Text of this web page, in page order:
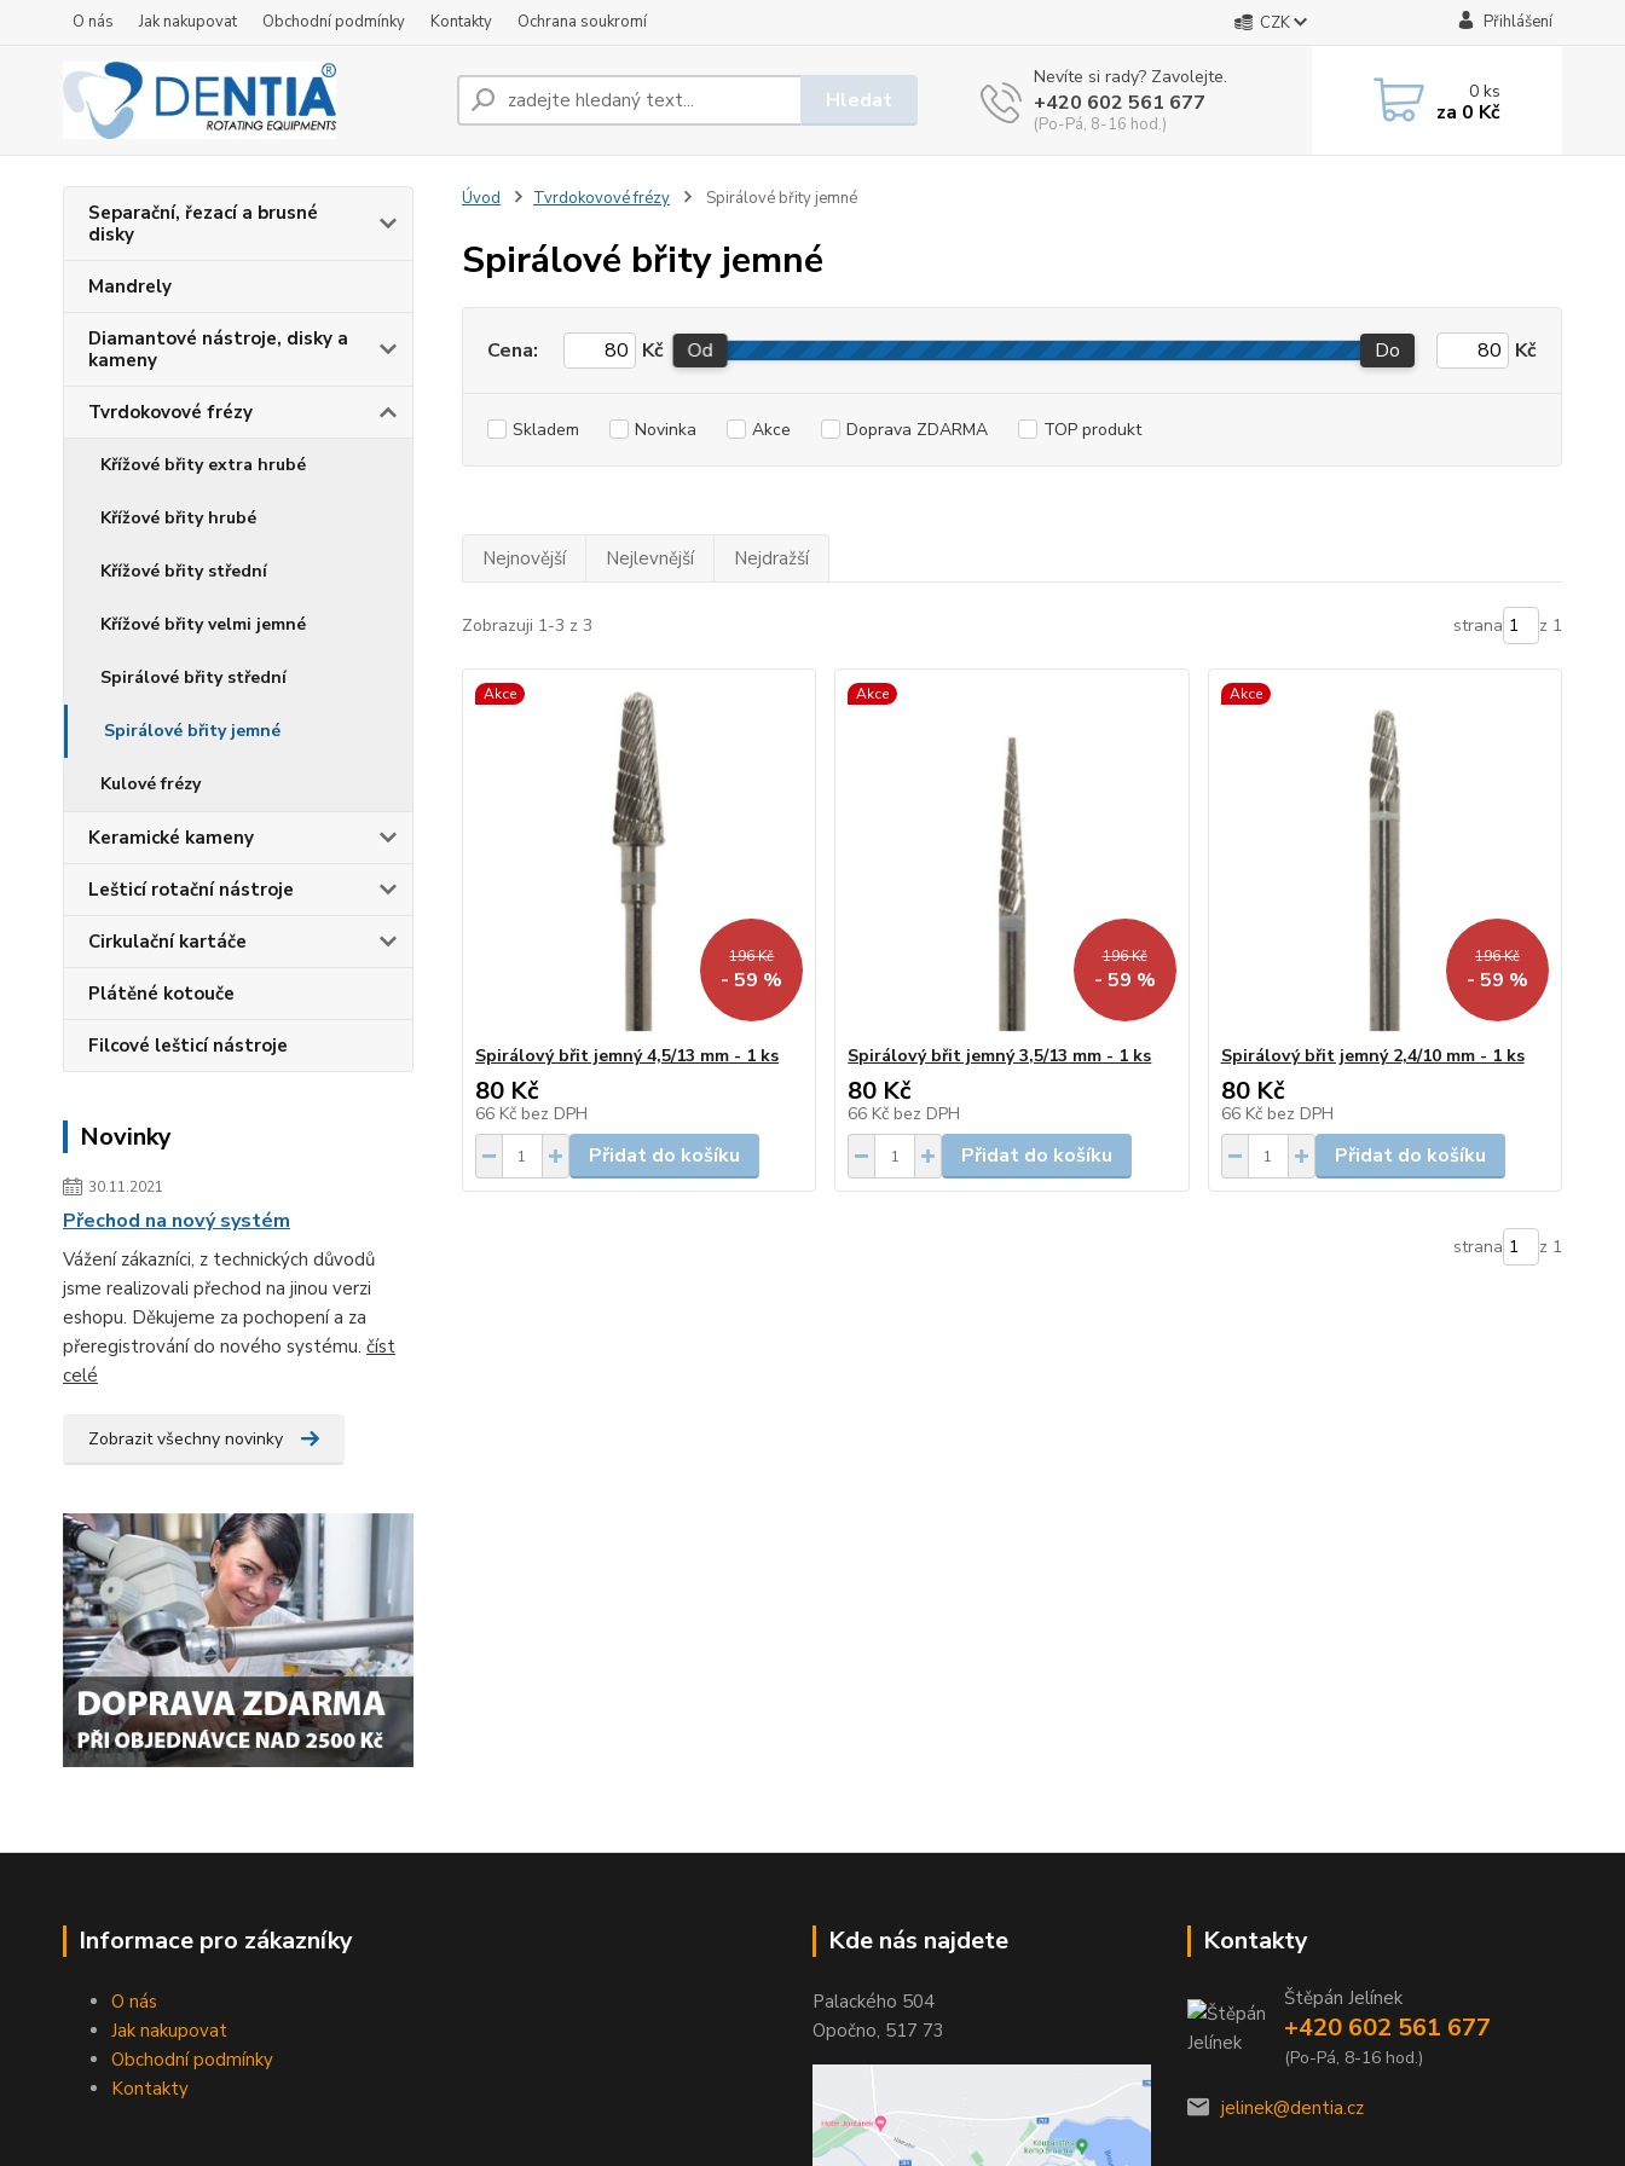
O nás Jak nakupovat Obchodní podmínky Kontakty Ochrana soukromí CZK Přihlášení
Hledat
Nevíte si rady? Zavolejte.
+420 602 561 677
(Po-Pá, 8-16 hod.)
0ks
za 0 Kč
Separační, řezací a brusné
disky
Mandrely
Diamantové nástroje, disky a
kameny
Tvrdokovové frézy
Křížové břity extra hrubé
Křížové břity hrubé
Křížové břity střední
Křížové břity velmi jemné
Spirálové břity střední
Spirálové břity jemné
Kulové frézy
Keramické kameny
Lešticí rotační nástroje
Cirkulační kartáče
Plátěné kotouče
Filcové lešticí nástroje
Novinky
30.11.2021
Přechod na nový systém
Vážení zákazníci, z technických důvodů
jsme realizovali přechod na jinou verzi
eshopu. Děkujeme za pochopení a za
přeregistrování do nového systému. číst
celé
Zobrazit všechny novinky
Úvod Tvrdokovové frézy Spirálové břity jemné
Spirálové břity jemné
Cena: Kč Od Do Kč
Skladem Novinka Akce Doprava ZDARMA TOP produkt
Nejnovější Nejlevnější Nejdražší
Zobrazuji 1-3 z 3 strana z 1
Akce
196 Kč
- 59 %
Spirálový břit jemný 4,5/13 mm - 1 ks
80 Kč
66 Kč bez DPH
Přidat do košíku
Akce
196 Kč
- 59 %
Spirálový břit jemný 3,5/13 mm - 1 ks
80 Kč
66 Kč bez DPH
Přidat do košíku
Akce
196 Kč
- 59 %
Spirálový břit jemný 2,4/10 mm - 1 ks
80 Kč
66 Kč bez DPH
Přidat do košíku
strana z 1
Informace pro zákazníky
O nás
Jak nakupovat
Obchodní podmínky
Kontakty
Kde nás najdete
Palackého 504
Opočno, 517 73
Kontakty
Štěpán Jelínek
+420 602 561 677
(Po-Pá, 8-16 hod.)
jelinek@dentia.cz